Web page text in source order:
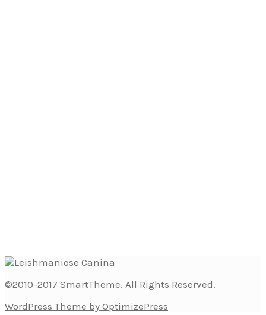
©2010-2017 SmartTheme. All Rights Reserved.
WordPress Theme by OptimizePress